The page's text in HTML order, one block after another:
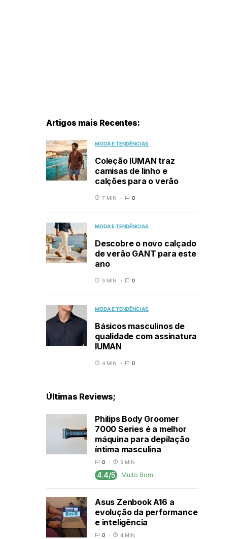
Artigos mais Recentes:
MODA E TENDÊNCIAS
Coleção IUMAN traz
camisas de linho e
calções para o verão
7 MIN 0
MODA E TENDÊNCIAS
Descobre o novo calçado
de verão GANT para este
ano
5 MIN 0
MODA E TENDÊNCIAS
Básicos masculinos de
qualidade com assinatura
IUMAN
4 MIN 0
Últimas Reviews;
Philips Body Groomer
7000 Series é a melhor
máquina para depilação
íntima masculina
0 5 MIN
4.4/5 Muito Bom
Asus Zenbook A16 a
evolução da performance
e inteligência
0 4 MIN